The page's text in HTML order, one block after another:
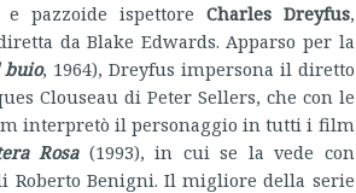
pazzoide ispettore Charles Dreyfus,
da Blake Edwards. Apparso per la
buio, 1964), Dreyfus impersona il diretto
Clouseau di Peter Sellers, che con le
interpretò il personaggio in tutti i film
Rosa(1993), in cui se la vede con
Roberto Benigni. Il migliore della serie